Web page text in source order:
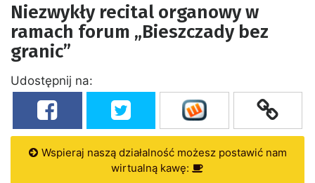
Niezwykły recital organowy w
ramach forum „Bieszczady bez
granic”
Udostępnij na:
Wspieraj naszą działalność możesz postawić nam
wirtualną kawę: